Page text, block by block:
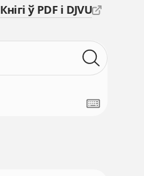
Кнігі ў PDF і DJVU